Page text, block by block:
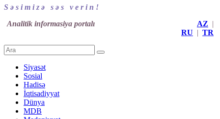
S ə s i m i z ə s ə s v e r i n !
Analitik informasiya portalı
AZ |
RU | TR
Siyasət
Sosial
Hadisə
İqtisadiyyat
Dünya
MDB